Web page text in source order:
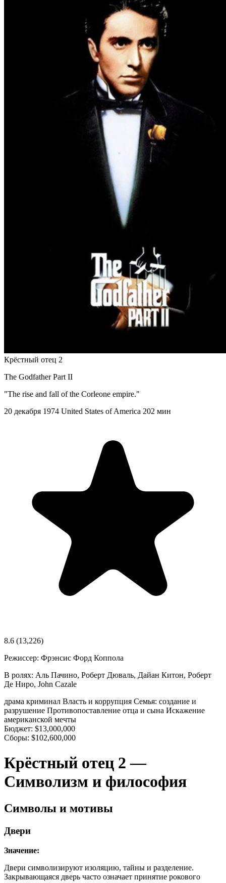
Крёстный отец 2
The Godfather Part II
"The rise and fall of the Corleone empire."
20 декабря 1974 United States of America 202 мин
8.6 (13,226)
Режиссер: Фрэнсис Форд Коппола
В ролях: Аль Пачино, Роберт Дюваль, Дайан Китон, Роберт
Де Ниро, John Cazale
драма криминал Власть и коррупция Семья: создание и
разрушение Противопоставление отца и сына Искажение
американской мечты
Бюджет: $13,000,000
Сборы: $102,600,000
Крёстный отец 2 —
Символизм и философия
Символы и мотивы
Двери
Значение:
Двери символизируют изоляцию, тайны и разделение.
Закрывающаяся дверь часто означает принятие рокового